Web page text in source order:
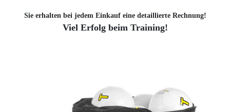
Sie erhalten bei jedem Einkauf eine detaillierte Rechnung!
Viel Erfolg beim Training!